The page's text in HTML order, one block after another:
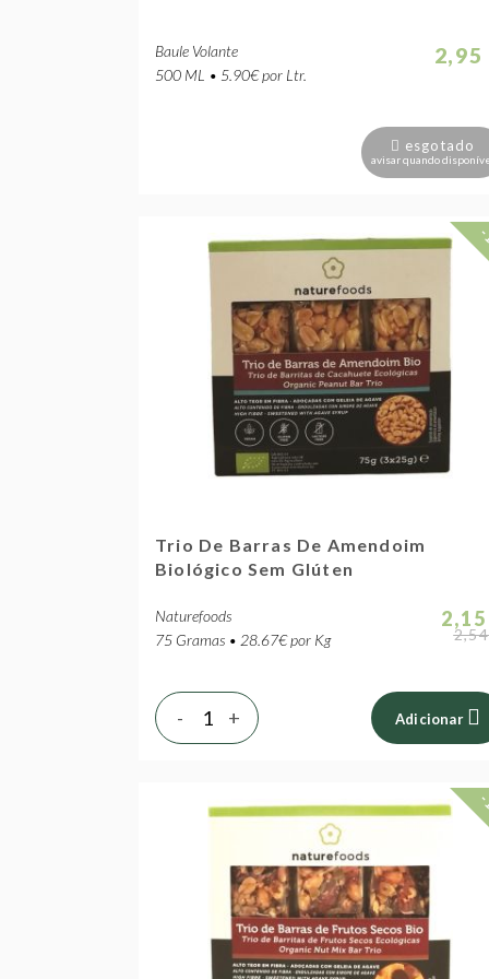
Baule Volante
500 ML • 5.90€ por Ltr.
2,95
esgotado
avisar quando
-
Trio De Barras De Amendoim
Biológico Sem Glúten
Naturefoods
75 Gramas • 28.67€ por Kg
2,15
+
- Adicionar
-